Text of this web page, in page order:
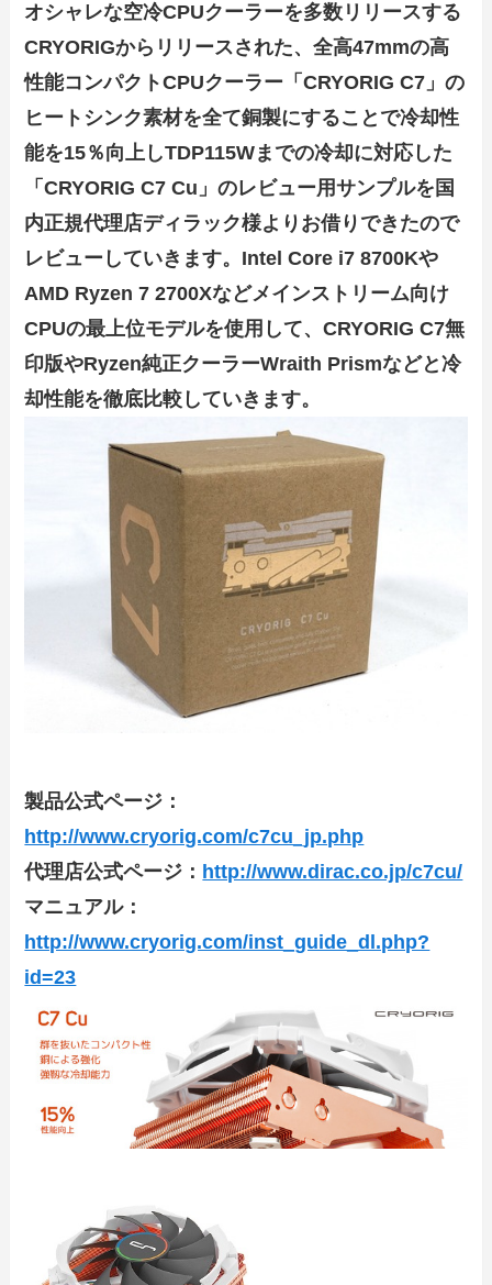
オシャレな空冷CPUクーラーを多数リリースする
CRYORIGからリリースされた、全高47mmの高
性能コンパクトCPUクーラー「CRYORIG C7」の
ヒートシンク素材を全て銅製にすることで冷却性
能を15％向上しTDP115Wまでの冷却に対応した
「CRYORIG C7 Cu」のレビュー用サンプルを国
内正規代理店ディラック様よりお借りできたので
レビューしていきます。Intel Core i7 8700Kや
AMD Ryzen 7 2700Xなどメインストリーム向け
CPUの最上位モデルを使用して、CRYORIG C7無
印版やRyzen純正クーラーWraith Prismなどと冷
却性能を徹底比較していきます。
製品公式ページ：
http://www.cryorig.com/c7cu_jp.php
代理店公式ページ： http://www.dirac.co.jp/c7cu/
マニュアル：
http://www.cryorig.com/inst_guide_dl.php?
id=23